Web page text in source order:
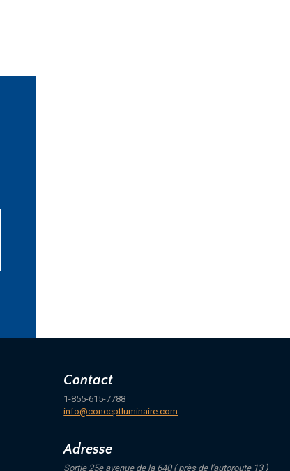
Contact
1-855-615-7788
info@conceptluminaire.com
Adresse
Sortie 25e avenue de la 640 ( près de l'autoroute 13 )